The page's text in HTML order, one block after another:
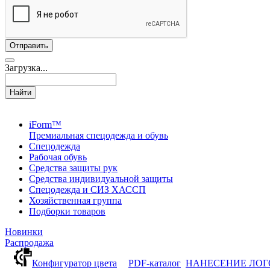
Загрузка...
Найти
iForm™
Премиальная спецодежда и обувь
Спецодежда
Рабочая обувь
Средства защиты рук
Средства индивидуальной защиты
Спецодежда и СИЗ ХАССП
Хозяйственная группа
Подборки товаров
Новинки
Распродажа
Конфигуратор цвета
PDF-каталог НАНЕСЕНИЕ